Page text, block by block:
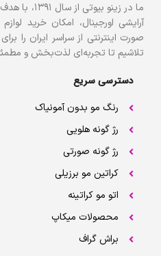
ما در زینو
آرایشی اورجینال، امکان خرید
صورت اینترنتی از سراسر ایران را
تلاشیم تا تجربه‌ای لذت‌بخش و مطمئن
دسترسی سریع
رنگ مو بدون آمونیاک
رژ گونه هلویی
رژ گونه صورتی
کراتین مو برزیلی
اتو مو کراتینه
محصولات میکاپ
براش گراف